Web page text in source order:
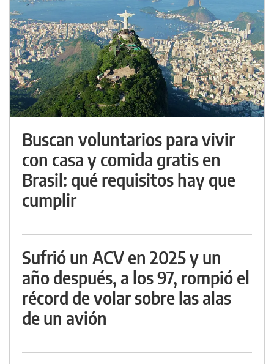
Buscan voluntarios para vivir
con casa y comida gratis en
Brasil: qué requisitos hay que
cumplir
Sufrió un ACV en 2025 y un
año después, a los 97, rompió el
récord de volar sobre las alas
de un avión